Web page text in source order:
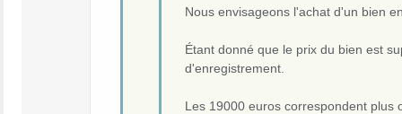
Nous envisageons l'achat d'un bien
Étant donné que le prix du bien est
d'enregistrement.
Les 19000 euros correspondent plus